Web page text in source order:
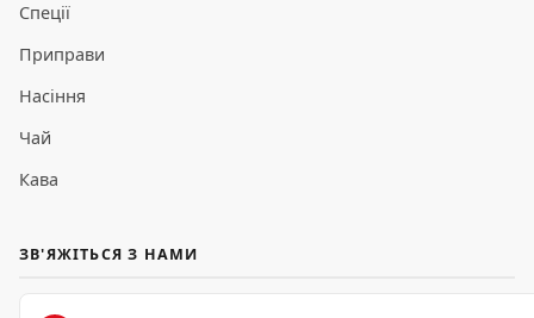
Спеції
Приправи
Насіння
Чай
Кава
ЗВ'ЯЖІТЬСЯ З НАМИ